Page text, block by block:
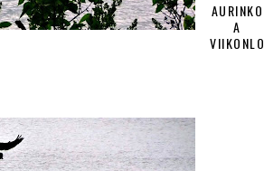
AURINKO
A
VIIKONLO